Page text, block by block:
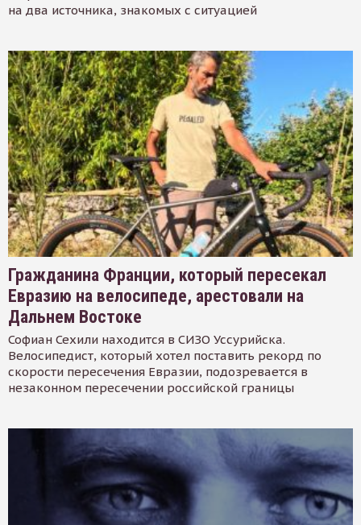
на два источника, знакомых с ситуацией
Гражданина Франции, который пересекал
Евразию на велосипеде, арестовали на
Дальнем Востоке
Софиан Сехили находится в СИЗО Уссурийска.
Велосипедист, который хотел поставить рекорд по
скорости пересечения Евразии, подозревается в
незаконном пересечении российской границы